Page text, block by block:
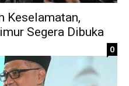
Keselamatan,
Segera Dibuka
0